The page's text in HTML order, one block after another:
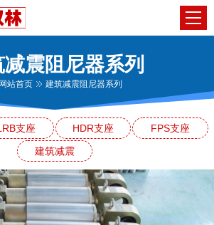
震阻尼器系列
站首页 建筑减震阻尼器系列
支座 HDR支座
FPS支座
建筑减震